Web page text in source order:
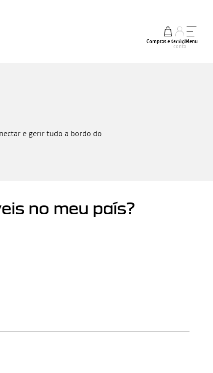
Compras e serviços
A minha
conta
Menu
e gerir tudo a bordo do
no meu país?